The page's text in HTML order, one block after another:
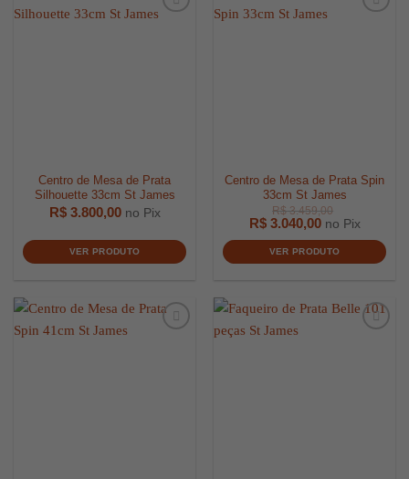
Centro de Mesa de Prata
Silhouette 33cm St James
R$3.800,00 no Pix
VER PRODUTO
Centro de Mesa de Prata Spin
33cm St James
R$3.040,00 no Pix
VER PRODUTO